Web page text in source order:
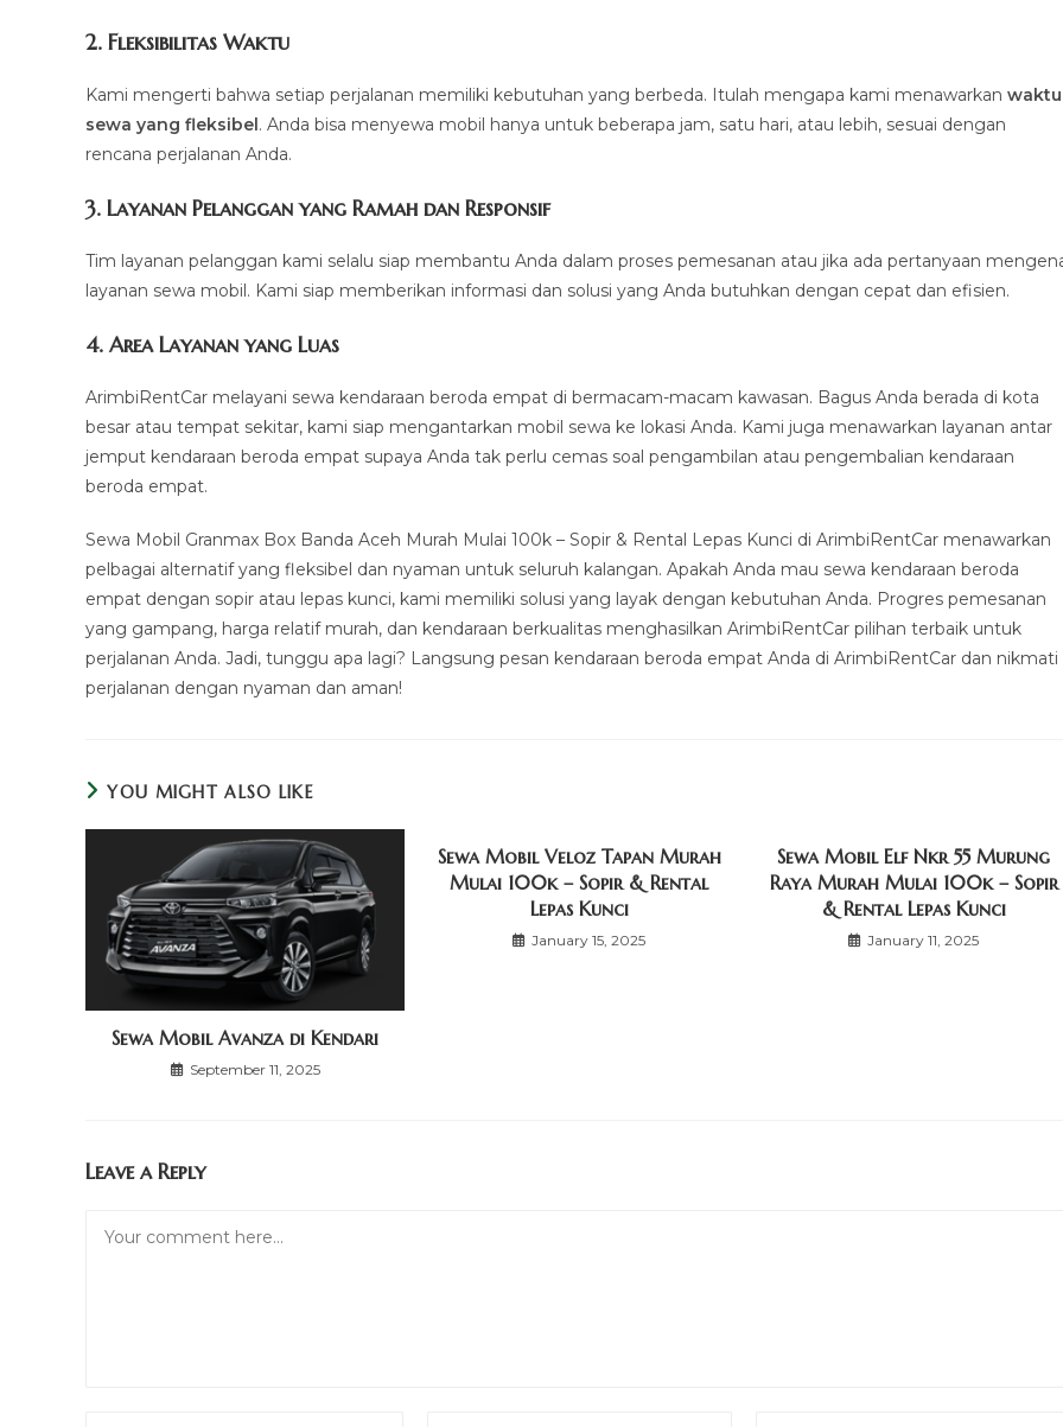
2. Fleksibilitas Waktu
Kami mengerti bahwa setiap perjalanan memiliki kebutuhan yang berbeda. Itulah mengapa kami menawarkan waktu
sewa yang fleksibel. Anda bisa menyewa mobil hanya untuk beberapa jam, satu hari, atau lebih, sesuai dengan
rencana perjalanan Anda.
3. Layanan Pelanggan yang Ramah dan Responsif
Tim layanan pelanggan kami selalu siap membantu Anda dalam proses pemesanan atau jika ada pertanyaan
layanan sewa mobil. Kami siap memberikan informasi dan solusi yang Anda butuhkan dengan cepat dan efisien.
4. Area Layanan yang Luas
ArimbiRentCar melayani sewa kendaraan beroda empat di bermacam-macam kawasan. Bagus Anda berada di kota
besar atau tempat sekitar, kami siap mengantarkan mobil sewa ke lokasi Anda. Kami juga menawarkan layanan antar
jemput kendaraan beroda empat supaya Anda tak perlu cemas soal pengambilan atau pengembalian kendaraan
beroda empat.
Sewa Mobil Granmax Box Banda Aceh Murah Mulai 100k – Sopir & Rental Lepas Kunci di ArimbiRentCar menawarkan
pelbagai alternatif yang fleksibel dan nyaman untuk seluruh kalangan. Apakah Anda mau sewa kendaraan beroda
empat dengan sopir atau lepas kunci, kami memiliki solusi yang layak dengan kebutuhan Anda. Progres pemesanan
yang gampang, harga relatif murah, dan kendaraan berkualitas menghasilkan ArimbiRentCar pilihan terbaik untuk
perjalanan Anda. Jadi, tunggu apa lagi? Langsung pesan kendaraan beroda empat Anda di ArimbiRentCar dan nikmati
perjalanan dengan nyaman dan aman!
YOU MIGHT ALSO LIKE
Sewa Mobil Avanza di Kendari
September 11, 2025
Sewa Mobil Veloz Tapan Murah
Mulai 100k – Sopir & Rental
Lepas Kunci
January 15, 2025
Sewa Mobil Elf Nkr 55 Murung
Raya Murah Mulai 100k – Sopir
& Rental Lepas Kunci
January 11, 2025
Leave a Reply